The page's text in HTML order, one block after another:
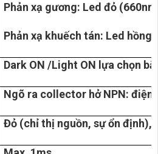
Phản xạ gương: Led đỏ
Phản xạ khuếch tán: Led
Dark ON /Light ON lựa chọn
Ngõ ra collector hở NPN: điện
Đỏ (chỉ thị nguồn, sự ổn định),